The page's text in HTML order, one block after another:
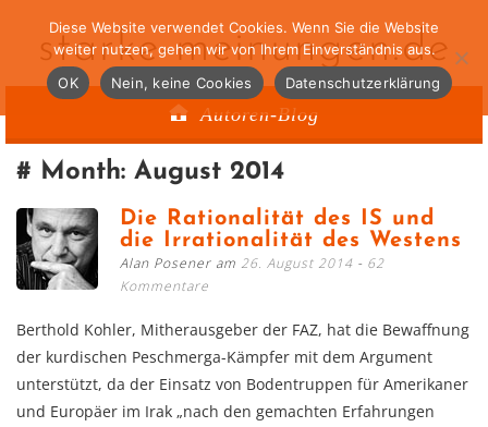
starke-meinungen.de
Autoren-Blog
Month: August 2014
Die Rationalität des IS und
die Irrationalität des Westens
Alan Posener am 26. August 2014
62
Kommentare
Berthold Kohler, Mitherausgeber der FAZ, hat die Bewaffnung
der kurdischen Peschmerga-Kämpfer mit dem Argument
unterstützt, da der Einsatz von Bodentruppen für Amerikaner
und Europäer im Irak „nach den gemachten Erfahrungen
Diese Website verwendet Cookies. Wenn Sie die Website
weiter nutzen, gehen wir von Ihrem Einverständnis aus.
OK
Nein, keine Cookies Datenschutzerklärung